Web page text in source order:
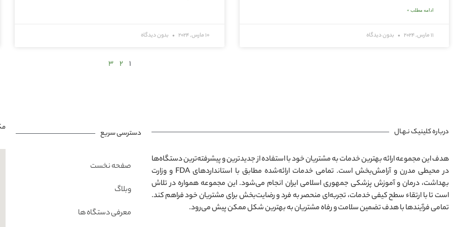
ادامه مطلب »
11 مارس, 2024 بدون دیدگاه 10 مارس, 2024 بدون دیدگاه
1
2
3
درباره کلینیک نـهـال
هدف این مجموعه ارائه بهترین خدمات به مشتریان خود با استفاده از جدیدترین و پیشرفته‌ترین دستگاه‌ها
در محیطی مدرن و آرامش‌بخش است. تمامی خدمات ارائه‌شده مطابق با استانداردهای FDA و وزارت
بهداشت، درمان و آموزش پزشکی جمهوری اسلامی ایران انجام می‌شود. این مجموعه همواره در تلاش
است تا با ارتقاء سطح کیفی خدمات، تجربه‌ای منحصر به فرد و رضایت‌بخش برای مشتریان خود فراهم کند.
تمامی فرآیندها با هدف تضمین سلامت و رفاه مشتریان به بهترین شکل ممکن پیش می‌رود.
دسترسی سریع
صفحه نخست
وبلاگ
معرفی دستگاه ها